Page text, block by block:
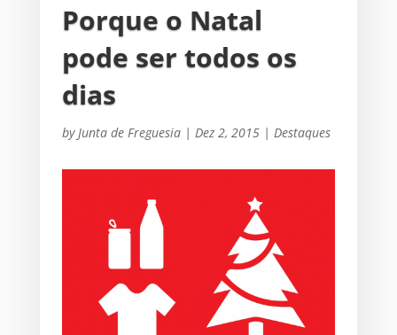
Porque o Natal
pode ser todos os
dias
by Junta de Freguesia| Dez 2, 2015| Destaques